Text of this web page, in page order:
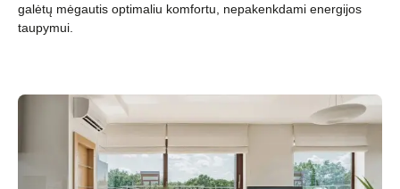
galėtų mėgautis optimaliu komfortu, nepakenkdami energijos
taupymui.